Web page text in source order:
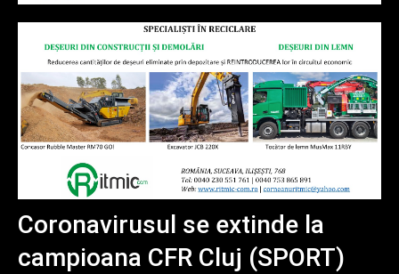
Coronavirusul se extinde la
campioana CFR Cluj (SPORT)